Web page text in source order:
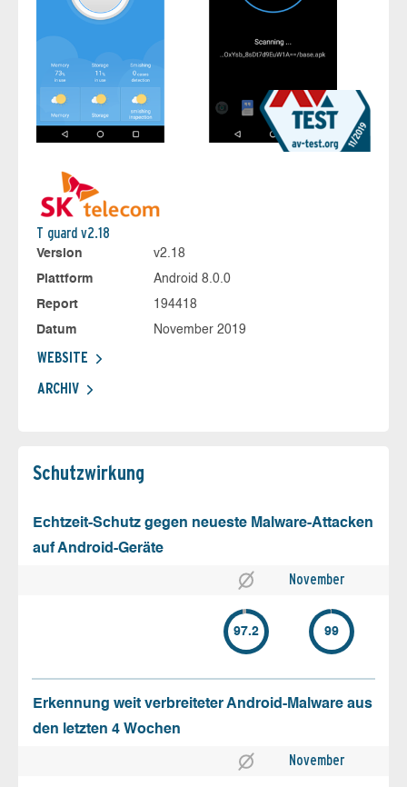
T guard v2.18
Version
v2.18
Plattform
Android 8.0.0
Report
194418
Datum
November 2019
WEBSITE
ARCHIV
Schutz­wirkung
Echtzeit-Schutz gegen neueste Malware-Attacken
auf Android-Geräte
November
97.2 99
Erkennung weit verbreiteter Android-Malware aus
den letzten 4 Wochen
November